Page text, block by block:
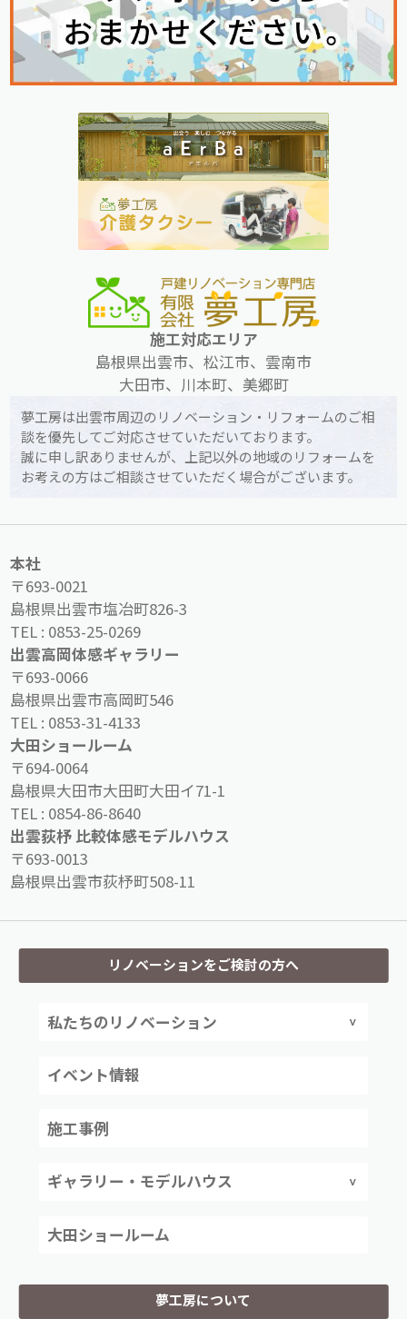
施工対応エリア
島根県出雲市、松江市、雲南市
大田市、川本町、美郷町
夢工房は出雲市周辺のリノベーション・リフォームのご相
談を優先してご対応させていただいております。
誠に申し訳ありませんが、上記以外の地域のリフォームを
お考えの方はご相談させていただく場合がございます。
本社
〒693-0021
島根県出雲市塩冶町826-3
TEL : 0853-25-0269
出雲高岡体感ギャラリー
〒693-0066
島根県出雲市高岡町546
TEL : 0853-31-4133
大田ショールーム
〒694-0064
島根県大田市大田町大田イ71-1
TEL : 0854-86-8640
出雲荻杼 比較体感モデルハウス
〒693-0013
島根県出雲市荻杼町508-11
リノベーションをご検討の方へ
私たちのリノベーション
イベント情報
施工事例
ギャラリー・モデルハウス
大田ショールーム
夢工房について